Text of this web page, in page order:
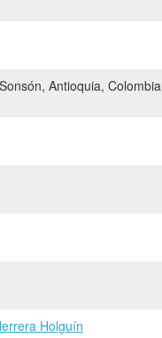
Antioquia, Colombia
Holguín